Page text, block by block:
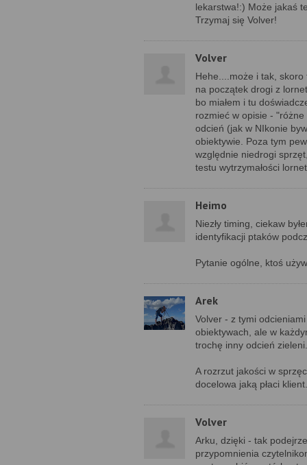
lekarstwa!:) Może jakaś
Trzymaj się Volver!
Volver
Hehe....może i tak,
na początek drogi z
bo miałem i tu
rozmieć w opisie -
odcień (jak w NIkonie
obiektywie. Poza tym
względnie niedrogi
testu wytrzymałości
Heimo
Niezły timing, ciekaw
identyfikacji ptaków
Pytanie ogólne, ktoś
Arek
Volver - z tymi
obiektywach, ale w
trochę inny odcień zieleni.
A rozrzut jakości w
docelowa jaką płaci
Volver
Arku, dzięki - tak
przypomnienia